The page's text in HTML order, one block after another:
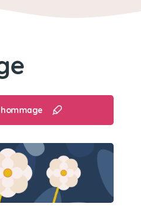
même tes bêtises
je t’ai toujours dit
mais tu le savais déjà🥰
ramené le premier jour
hommage